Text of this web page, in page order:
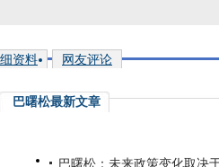
资料 网友评论
巴曙松最新文章
巴曙松：未来政策变化取决